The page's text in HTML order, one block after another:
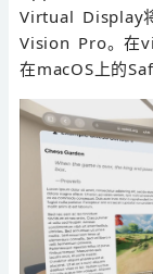
Virtual Display
Vision Pro。在
在macOS上的